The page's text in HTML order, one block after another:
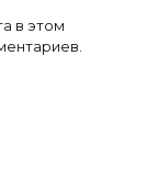
в этом